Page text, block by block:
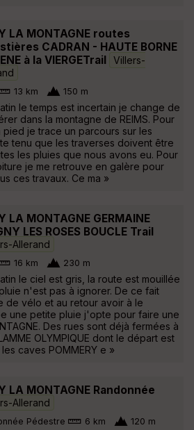
LA MONTAGNE routes
CADRAN - HAUTE BORNE
à la VIERGETrail
Villers-
13 km 150 m
le temps est incertain je change de
dans la montagne de REIMS. Pour
je trace un parcours sur les
tenu que les traverses doivent être
les pluies que nous avons eu. Pour
je me retrouve en galère pour
ces travaux. Ce ma »
LA MONTAGNE GERMAINE
LES ROSES BOUCLE Trail
Allerand
16 km 230 m
le ciel est gris, la route est mouillée
n'est pas à ignorer. De ce fait
de vélo et au retour avoir à le
une petite pluie j'opte pour faire une
Des rues sont déjà fermées à
OLYMPIQUE dont le départ est
caves POMMERY e »
LA MONTAGNE Randonnée
Allerand
Pédestre 6 km 120 m